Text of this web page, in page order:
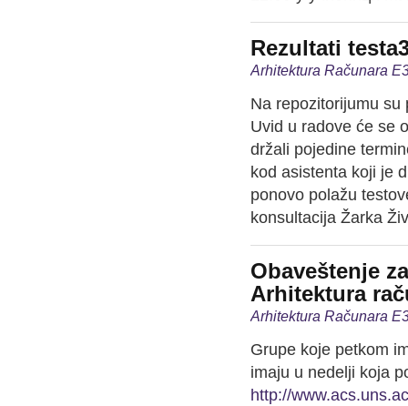
Rezultati
Arhitektura Računara
Na repozitorijumu su
Uvid u radove će se
držali pojedine
kod asistenta koji je
ponovo polažu
konsultacija Žarka
Obaveštenje
Arhitektura
Arhitektura Računara
Grupe koje petkom
imaju u nedelji koja
http://